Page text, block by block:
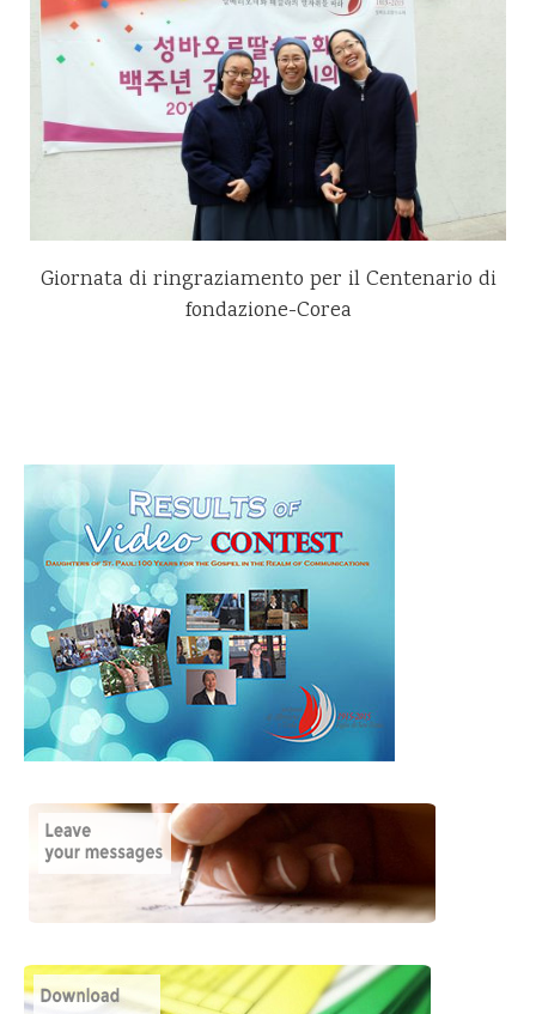
Giornata di ringraziamento per il Centenario di
fondazione-Corea